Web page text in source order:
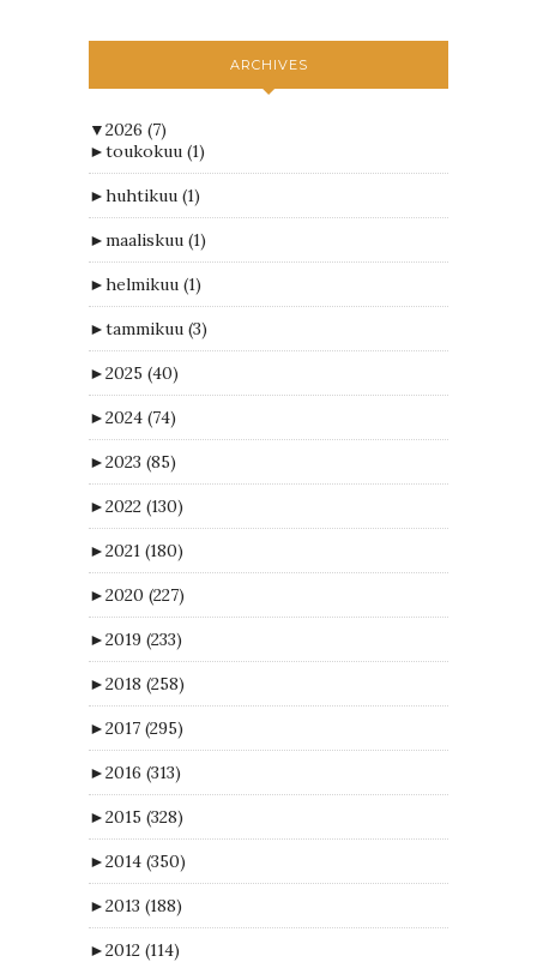
ARCHIVES
▼2026 (7)
►toukokuu (1)
►huhtikuu (1)
►maaliskuu (1)
►helmikuu (1)
►tammikuu (3)
►2025 (40)
►2024 (74)
►2023 (85)
►2022 (130)
►2021 (180)
►2020 (227)
►2019 (233)
►2018 (258)
►2017 (295)
►2016 (313)
►2015 (328)
►2014 (350)
►2013 (188)
►2012 (114)